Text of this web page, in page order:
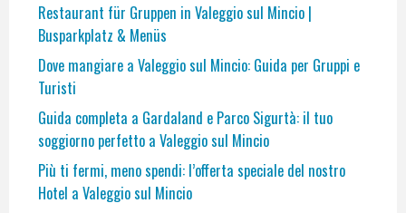
Restaurant für Gruppen in Valeggio sul Mincio |
Busparkplatz & Menüs
Dove mangiare a Valeggio sul Mincio: Guida per Gruppi e
Turisti
Guida completa a Gardaland e Parco Sigurtà: il tuo
soggiorno perfetto a Valeggio sul Mincio
Più ti fermi, meno spendi: l’offerta speciale del nostro
Hotel a Valeggio sul Mincio